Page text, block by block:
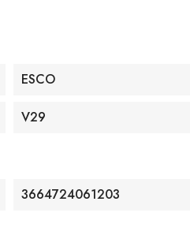
ESCO
V29
3664724061203